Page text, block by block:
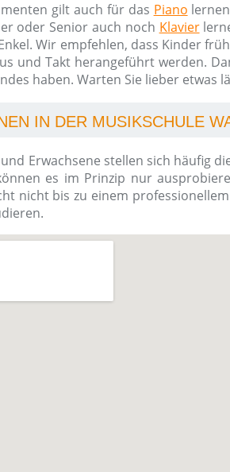
gilt auch für das Piano
oder Senior auch noch Klavier
Wir empfehlen, dass Kinder
und Takt herangeführt werden.
haben. Warten Sie lieber
IN DER MUSIKSCHULE
Erwachsene stellen sich häufig
es im Prinzip nur
nicht bis zu einem